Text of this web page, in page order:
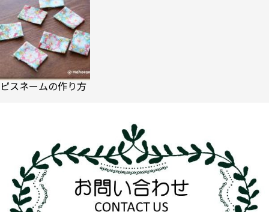
ピスネームの作り方